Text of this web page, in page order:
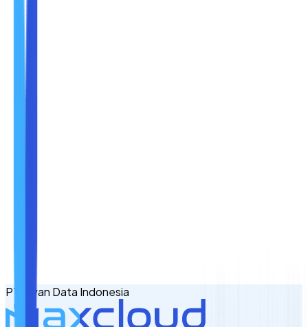
Tulis Kebutuhan Anda di Sini
PT Awan Data Indonesia